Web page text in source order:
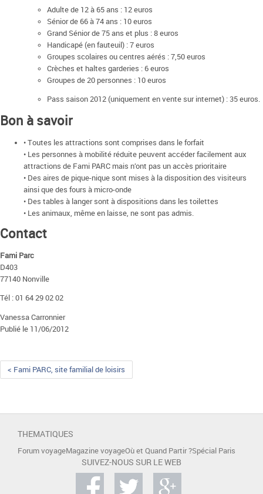
Adulte de 12 à 65 ans : 12 euros
Sénior de 66 à 74 ans : 10 euros
Grand Sénior de 75 ans et plus : 8 euros
Handicapé (en fauteuil) : 7 euros
Groupes scolaires ou centres aérés : 7,50 euros
Crèches et haltes garderies : 6 euros
Groupes de 20 personnes : 10 euros
Pass saison 2012 (uniquement en vente sur internet) : 35 euros.
Bon à savoir
• Toutes les attractions sont comprises dans le forfait
• Les personnes à mobilité réduite peuvent accéder facilement aux
attractions de Fami PARC mais n’ont pas un accès prioritaire
• Des aires de pique-nique sont mises à la disposition des visiteurs
ainsi que des fours à micro-onde
• Des tables à langer sont à dispositions dans les toilettes
• Les animaux, même en laisse, ne sont pas admis.
Contact
Fami Parc
D403
77140 Nonville
Tél : 01 64 29 02 02
Vanessa Carronnier
Publié le 11/06/2012
< Fami PARC, site familial de loisirs
THEMATIQUES
Forum voyageMagazine voyageOù et Quand Partir ?Spécial Paris
SUIVEZ-NOUS SUR LE WEB